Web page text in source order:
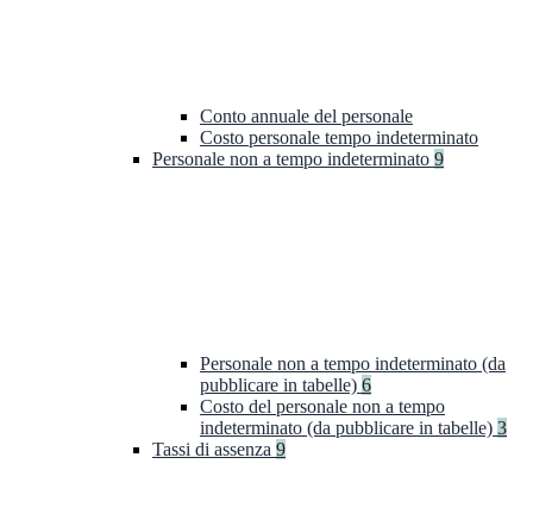
Conto annuale del personale
Costo personale tempo indeterminato
Personale non a tempo indeterminato 9
Personale non a tempo indeterminato (da
pubblicare in tabelle) 6
Costo del personale non a tempo
indeterminato (da pubblicare in tabelle) 3
Tassi di assenza 9